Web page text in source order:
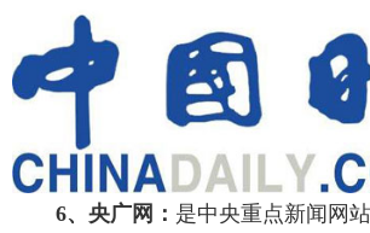
6、央广网： 是中央重点新闻网